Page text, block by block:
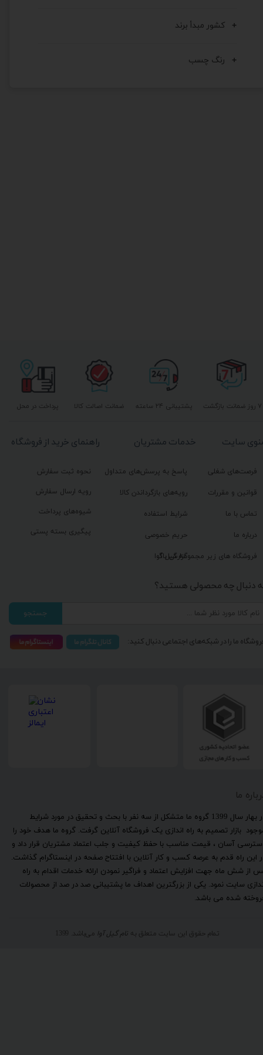
کشور مبدأ برند
رنگ چسب
ما
​در بهار سال 1399 گروه ما متشکل از سه نفر با بحث و تحقیق در مورد شرایط
بازار تصمیم به راه اندازی یک فروشگاه آنلاین گرفت. گروه ما هدف خود را
آسان ، قیمت مناسب با حفظ کیفیت و جلب اعتماد مشتریان قرار داد و
این راه قدم به عرصه کسب و کار آنلاین با افتتاح صفحه در اینستاگرام گذاشت.
از شش ماه جهت افزایش اعتماد و فراگیر نمودن ارائه خدمات اقدام به راه
سایت نمود. یکی از بزرگترین اهداف ما پشتیبانی صد در صد از محصولات
شده می باشد.
تمام حقوق این سایت متعلق به نام گیل آوا می‌باشد. 1399
پشتیبانی ۲۴ ساعته پرداخت در محل ۷ روز ضمانت بازگشت ضمانت اصالت کالا
راهنمای خرید از فروشگاه
نحوه ثبت سفارش
رویه ارسال سفارش
شیوه‌های پرداخت
پیگیری بسته پستی
خدمات مشتریان
پاسخ به پرسش‌های متداول
رویه‌های بازگرداندن کالا
شرایط استفاده
حریم خصوصی
گزارش باگ
سایت
فرصت‌های شغلی
قوانین و مقررات
تماس با ما
درباره ما
فروشگاه های زیر مجموعه گیل آوا
دنبال چه محصولی هستید؟
جستجو
ما را در شبکه‌های اجتماعی دنبال کنید: